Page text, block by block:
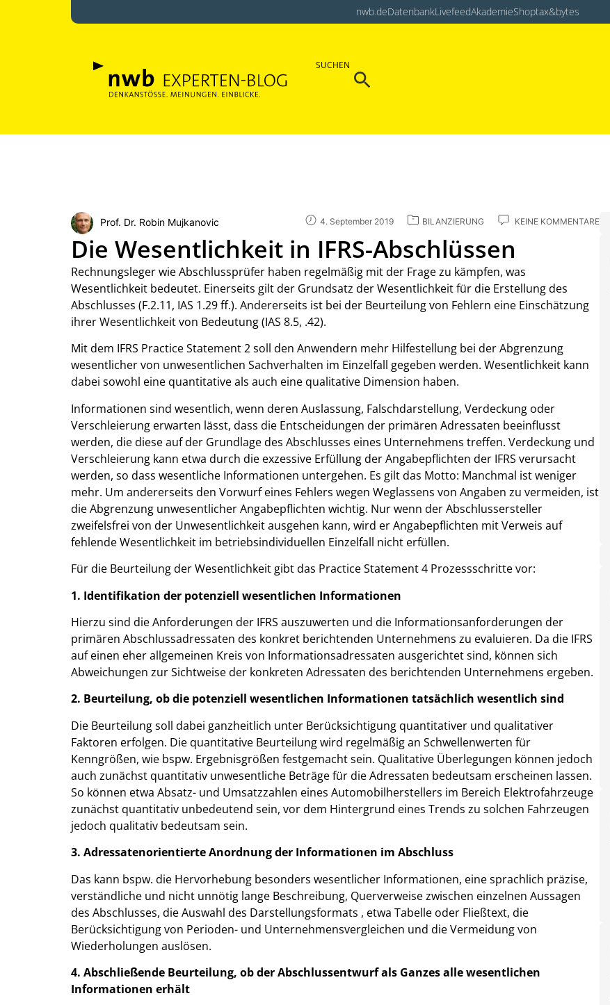
nwb.deDatenbankLivefeedAkademieShoptax&bytes
SUCHEN
Search
Prof. Dr. Robin Mujkanovic 4. September 2019 BILANZIERUNG KEINE KOMMENTARE
Die Wesentlichkeit in IFRS-Abschlüssen
Rechnungsleger wie Abschlussprüfer haben regelmäßig mit der Frage zu kämpfen, was
Wesentlichkeit bedeutet. Einerseits gilt der Grundsatz der Wesentlichkeit für die Erstellung des
Abschlusses (F.2.11, IAS 1.29 ff.). Andererseits ist bei der Beurteilung von Fehlern eine Einschätzung
ihrer Wesentlichkeit von Bedeutung (IAS 8.5, .42).
Mit dem IFRS Practice Statement 2 soll den Anwendern mehr Hilfestellung bei der Abgrenzung
wesentlicher von unwesentlichen Sachverhalten im Einzelfall gegeben werden. Wesentlichkeit kann
dabei sowohl eine quantitative als auch eine qualitative Dimension haben.
Informationen sind wesentlich, wenn deren Auslassung, Falschdarstellung, Verdeckung oder
Verschleierung erwarten lässt, dass die Entscheidungen der primären Adressaten beeinflusst
werden, die diese auf der Grundlage des Abschlusses eines Unternehmens treffen. Verdeckung und
Verschleierung kann etwa durch die exzessive Erfüllung der Angabepflichten der IFRS verursacht
werden, so dass wesentliche Informationen untergehen. Es gilt das Motto: Manchmal ist weniger
mehr. Um andererseits den Vorwurf eines Fehlers wegen Weglassens von Angaben zu vermeiden, ist
die Abgrenzung unwesentlicher Angabepflichten wichtig. Nur wenn der Abschlussersteller
zweifelsfrei von der Unwesentlichkeit ausgehen kann, wird er Angabepflichten mit Verweis auf
fehlende Wesentlichkeit im betriebsindividuellen Einzelfall nicht erfüllen.
Für die Beurteilung der Wesentlichkeit gibt das Practice Statement 4 Prozessschritte vor:
1. Identifikation der potenziell wesentlichen Informationen
Hierzu sind die Anforderungen der IFRS auszuwerten und die Informationsanforderungen der
primären Abschlussadressaten des konkret berichtenden Unternehmens zu evaluieren. Da die IFRS
auf einen eher allgemeinen Kreis von Informationsadressaten ausgerichtet sind, können sich
Abweichungen zur Sichtweise der konkreten Adressaten des berichtenden Unternehmens ergeben.
2. Beurteilung, ob die potenziell wesentlichen Informationen tatsächlich wesentlich sind
Die Beurteilung soll dabei ganzheitlich unter Berücksichtigung quantitativer und qualitativer
Faktoren erfolgen. Die quantitative Beurteilung wird regelmäßig an Schwellenwerten für
Kenngrößen, wie bspw. Ergebnisgrößen festgemacht sein. Qualitative Überlegungen können jedoch
auch zunächst quantitativ unwesentliche Beträge für die Adressaten bedeutsam erscheinen lassen.
So können etwa Absatz- und Umsatzzahlen eines Automobilherstellers im Bereich Elektrofahrzeuge
zunächst quantitativ unbedeutend sein, vor dem Hintergrund eines Trends zu solchen Fahrzeugen
jedoch qualitativ bedeutsam sein.
3. Adressatenorientierte Anordnung der Informationen im Abschluss
Das kann bspw. die Hervorhebung besonders wesentlicher Informationen, eine sprachlich präzise,
verständliche und nicht unnötig lange Beschreibung, Querverweise zwischen einzelnen Aussagen
des Abschlusses, die Auswahl des Darstellungsformats , etwa Tabelle oder Fließtext, die
Berücksichtigung von Perioden- und Unternehmensvergleichen und die Vermeidung von
Wiederholungen auslösen.
4. Abschließende Beurteilung, ob der Abschlussentwurf als Ganzes alle wesentlichen
Informationen erhält